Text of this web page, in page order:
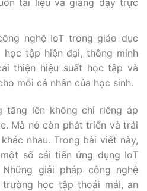
tài liệu và giảng dạy trực
nghệ IoT trong giáo dục
tập hiện đại, thông minh
thiện hiệu suất học tập và
mỗi cá nhân của học sinh.
tăng lên không chỉ riêng áp
Mà nó còn phát triển và trải
nhau. Trong bài viết này,
số cải tiến ứng dụng IoT
giải pháp công nghệ
học tập thoải mái, an